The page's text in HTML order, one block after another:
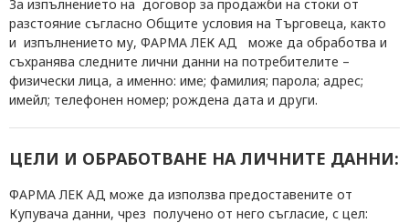
За изпълнението на договор за продажби на стоки от
разстояние съгласно Общите условия на Търговеца, както
и изпълнението му, ФАРМА ЛЕК АД може да обработва и
съхранява следните лични данни на потребителите –
физически лица, а именно: име; фамилия; парола; адрес;
имейл; телефонен номер; рождена дата и други.
ЦЕЛИ И ОБРАБОТВАНЕ НА ЛИЧНИТЕ ДАННИ:
ФАРМА ЛЕК АД може да използва предоставените от
Купувача данни, чрез получено от него съгласие, с цел: